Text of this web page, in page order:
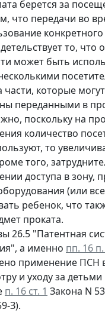
берется за
что передачи во
то, что
может быть
части, которые
переданными в
поскольку на
количество
то
того,
доступа в зону,
(или
ребенок, что
проката.
26.5 "Патентная
а именно пп. 16
применение ПСН
и уходу за
п. 16 ст. 1 Закона N
З).